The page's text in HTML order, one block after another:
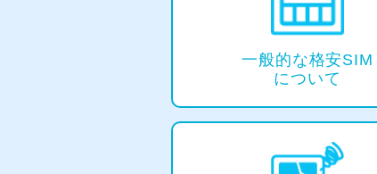
⼀般的な格安SIM
について